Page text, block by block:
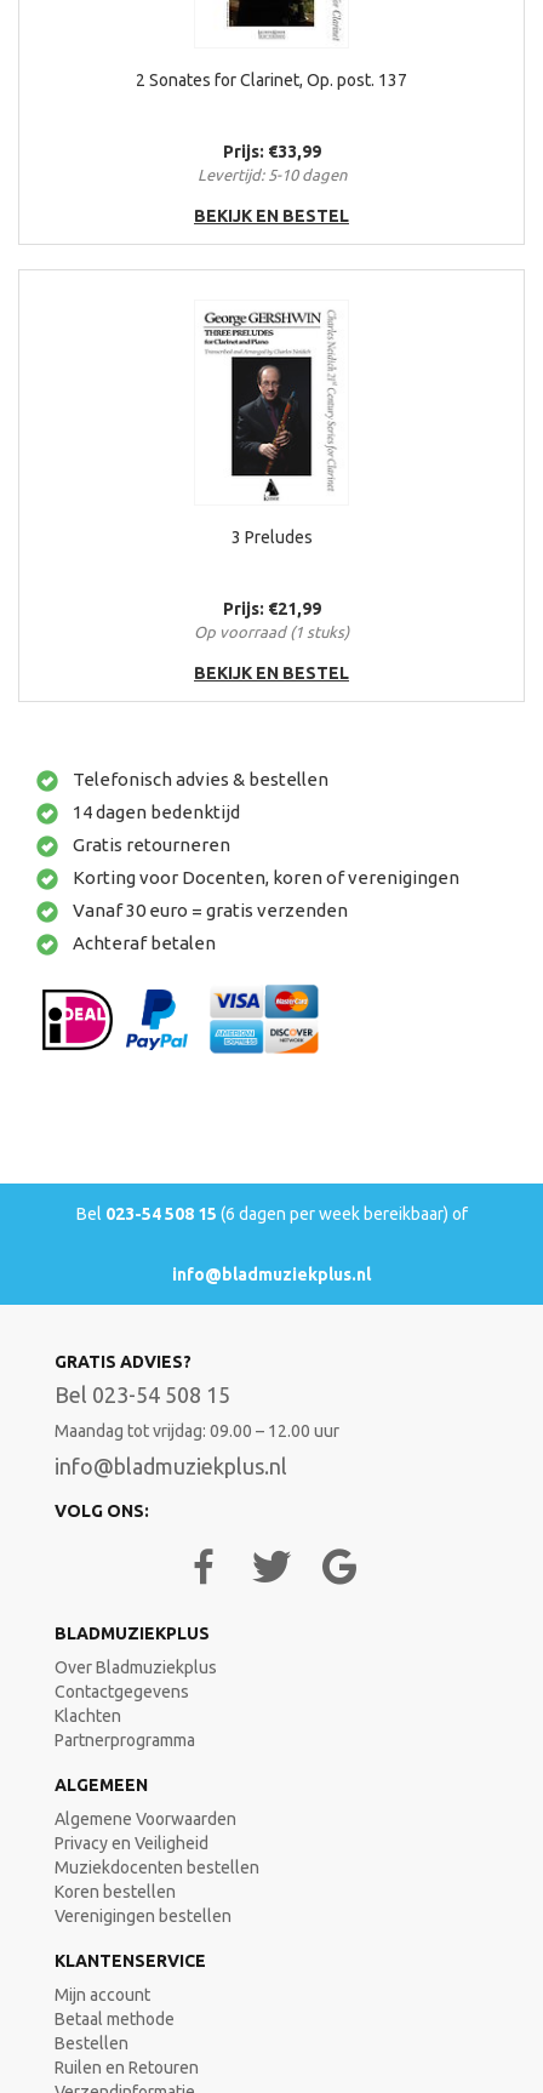
2 Sonates for Clarinet, Op. post. 137
Prijs: €33,99
Levertijd: 5-10 dagen
BEKIJK EN BESTEL
3 Preludes
Prijs: €21,99
Op voorraad (1 stuks)
BEKIJK EN BESTEL
Telefonisch advies & bestellen
14 dagen bedenktijd
Gratis retourneren
Korting voor Docenten, koren of verenigingen
Vanaf 30 euro = gratis verzenden
Achteraf betalen
Bel 023-54 508 15 (6 dagen per week bereikbaar) of
info@bladmuziekplus.nl
GRATIS ADVIES?
Bel 023-54 508 15
Maandag tot vrijdag: 09.00 – 12.00 uur
info@bladmuziekplus.nl
VOLG ONS:
BLADMUZIEKPLUS
Over Bladmuziekplus
Contactgegevens
Klachten
Partnerprogramma
ALGEMEEN
Algemene Voorwaarden
Privacy en Veiligheid
Muziekdocenten bestellen
Koren bestellen
Verenigingen bestellen
KLANTENSERVICE
Mijn account
Betaal methode
Bestellen
Ruilen en Retouren